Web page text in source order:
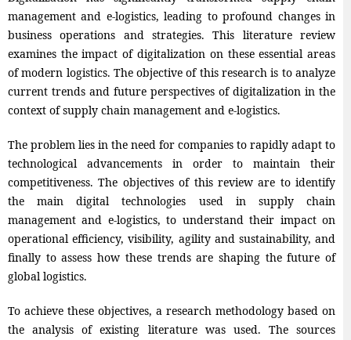
management and e-logistics, leading to profound changes in
business operations and strategies. This literature review
examines the impact of digitalization on these essential areas
of modern logistics. The objective of this research is to analyze
current trends and future perspectives of digitalization in the
context of supply chain management and e-logistics.
The problem lies in the need for companies to rapidly adapt to
technological advancements in order to maintain their
competitiveness. The objectives of this review are to identify
the main digital technologies used in supply chain
management and e-logistics, to understand their impact on
operational efficiency, visibility, agility and sustainability, and
finally to assess how these trends are shaping the future of
global logistics.
To achieve these objectives, a research methodology based on
the analysis of existing literature was used. The sources